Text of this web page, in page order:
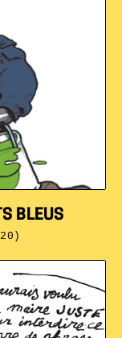
BLEUS